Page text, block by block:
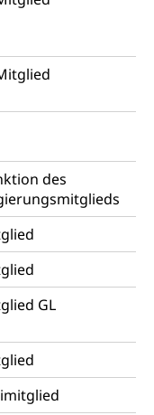
des
GL
Mobil
Motorrad,
LU, OW, NW,
vif